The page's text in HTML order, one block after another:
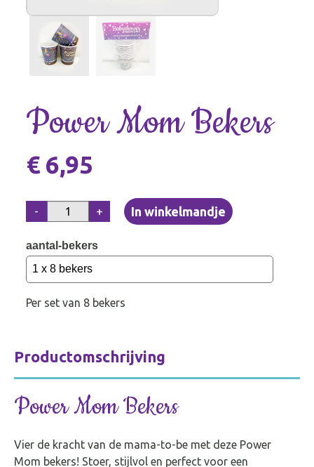
Power Mom Bekers
€ 6,95
- +
aantal-bekers
Per set van 8 bekers
Productomschrijving
Power Mom Bekers
Vier de kracht van de mama-to-be met deze Power
Mom bekers! Stoer, stijlvol en perfect voor een